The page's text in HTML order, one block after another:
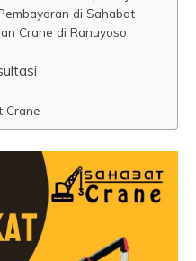
di Sahabat
Crane di Ranuyoso
Crane